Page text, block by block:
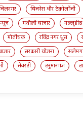
बिज़नेस और टेक्नोलॉजी
मथौली बाजार
मल्लूडीह
मोतीचक रविंद्र नगर धुस
सरकारी योजना
सेवरही हनुमानगंज